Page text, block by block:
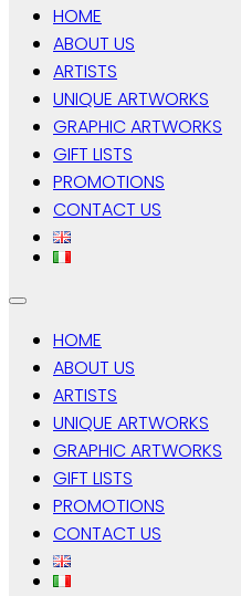
HOME
ABOUT US
ARTISTS
UNIQUE ARTWORKS
GRAPHIC ARTWORKS
GIFT LISTS
PROMOTIONS
CONTACT US
HOME
ABOUT US
ARTISTS
UNIQUE ARTWORKS
GRAPHIC ARTWORKS
GIFT LISTS
PROMOTIONS
CONTACT US